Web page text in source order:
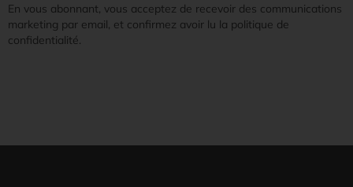
En vous abonnant, vous acceptez de recevoir des communications
marketing par email, et confirmez avoir lu la politique de
confidentialité.